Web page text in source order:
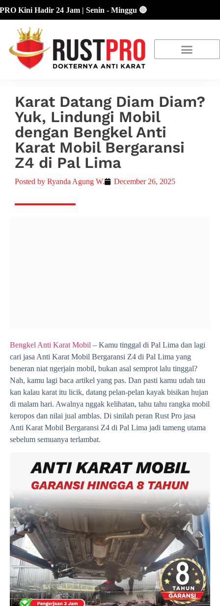
Kini Hadir 24 Jam | Senin - Minggu 🔴
Karat Datang Diam Diam?
Yuk, Lindungi Mobil
dengan Bengkel Anti
Karat Mobil Bergaransi
Z4 di Pal Lima
Posted by Ryanda Agung W. December 26, 2025
Bengkel Anti Karat Mobil – Kamu tinggal di Pal Lima dan lagi
cari jasa Anti Karat Mobil Bergaransi Z4 di Pal Lima yang
beneran niat ngerjain mobil, bukan asal semprot lalu tinggal?
Nah, kamu lagi baca artikel yang pas. Dan pasti kamu udah tau
kan kalau karat itu licik, datang pelan-pelan kayak bisikan hujan
di malam hari. Awalnya nggak kelihatan, tahu tahu rangka mobil
keropos dan nilai jual amblas. Di sinilah peran Rust Pro jasa
Anti Karat Mobil Bergaransi Z4 di Pal Lima jadi tameng utama
sebelum semuanya terlambat.